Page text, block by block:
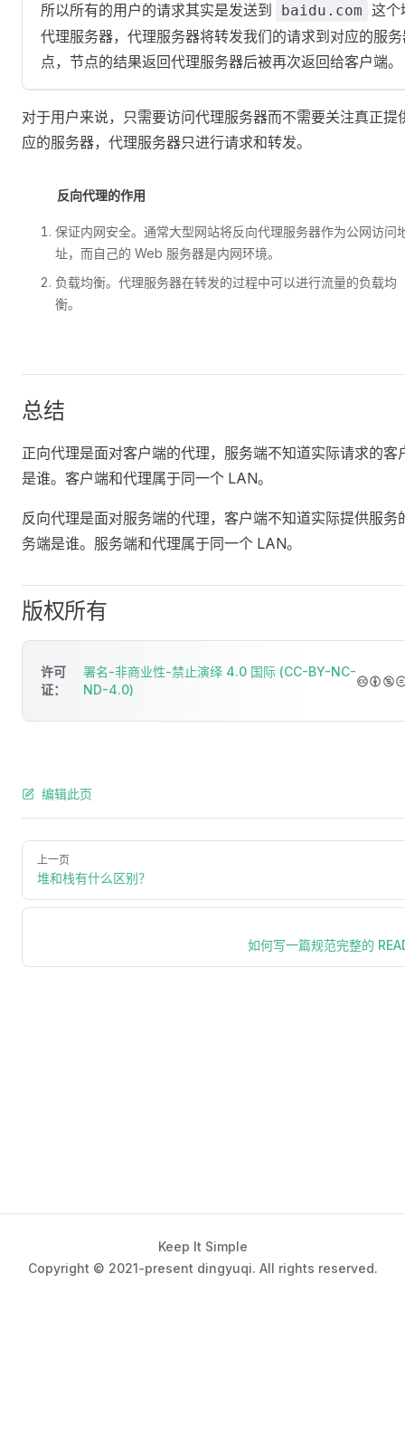
所以所有的用户的请求其实是发送到
baidu.com 这个
代理服务器，代理服务器将转发我们的请求到对应的服
点，节点的结果返回代理服务器后被再次返回给客户端。
对于用户来说，只需要访问代理服务器而不需要关注真正提
应的服务器，代理服务器只进行请求和转发。
反向代理的作用
保证内网安全。通常大型网站将反向代理服务器作为公网访问
址，而自己的 Web 服务器是内网环境。
负载均衡。代理服务器在转发的过程中可以进行流量的负载均
衡。
总结
正向代理是面对客户端的代理，服务端不知道实际请求的客
是谁。客户端和代理属于同一个 LAN。
反向代理是面对服务端的代理，客户端不知道实际提供服务
务端是谁。服务端和代理属于同一个 LAN。
版权所有
许可
证：
署名-非商业性-禁止演绎 4.0 国际 (CC-BY-NC-
ND-4.0)
编辑此页
上一页
堆和栈有什么区别？
如何写一篇规范完整的
Keep It Simple
Copyright © 2021-present dingyuqi. All rights reserved.